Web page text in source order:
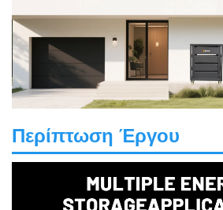
Περίπτωση Έργου